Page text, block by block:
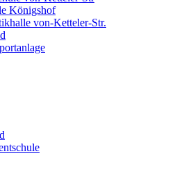
Königshof
von-Ketteler-Str.